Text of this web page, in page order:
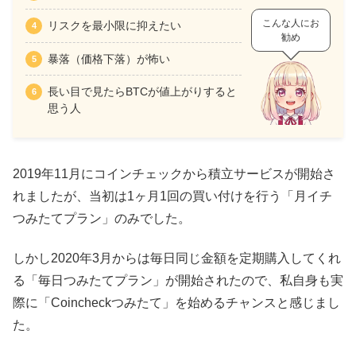
リスクを最小限に抑えたい
暴落（価格下落）が怖い
長い目で見たらBTCが値上がりすると
思う人
こんな人にお
勧め
2019年11月にコインチェックから積立サービスが開始さ
れましたが、当初は1ヶ月1回の買い付けを行う「月イチ
つみたてプラン」のみでした。
しかし2020年3月からは毎日同じ金額を定期購入してくれ
る「毎日つみたてプラン」が開始されたので、私自身も実
際に「Coincheckつみたて」を始めるチャンスと感じまし
た。